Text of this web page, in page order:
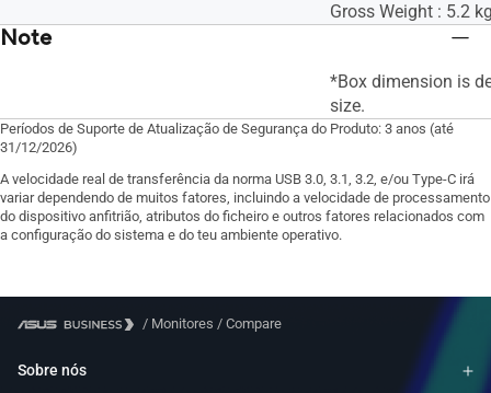
Gross Weight : 5.2
Note
*Box dimension is
size.
Períodos de Suporte de Atualização de Segurança do Produto: 3 anos (até
31/12/2026)
A velocidade real de transferência da norma USB 3.0, 3.1, 3.2, e/ou Type-C irá
variar dependendo de muitos fatores, incluindo a velocidade de processamento
do dispositivo anfitrião, atributos do ficheiro e outros fatores relacionados com
a configuração do sistema e do teu ambiente operativo.
/ Monitores / Compare
Sobre nós